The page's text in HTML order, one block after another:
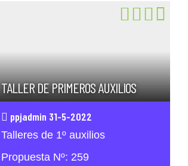
TALLER DE PRIMEROS AUXILIOS
ppjadmin 31-5-2022
Talleres de 1º auxilios
Propuesta Nº: 259